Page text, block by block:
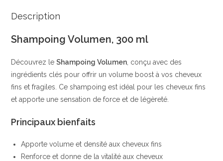
alcool,
ammoniaque,
silicones,
vegan
|
Balea
Description
Shampoing Volumen, 300 ml
Découvrez leShampoing Volumen , conçu avec des
ingrédients clés pour offrir un volume boost à vos cheveux
fins et fragiles. Ce shampoing est idéal pour les cheveux fins
et apporte une sensation de force et de légèreté.
Principaux bienfaits
Apporte volume et densité aux cheveux fins
Renforce et donne de la vitalité aux cheveux